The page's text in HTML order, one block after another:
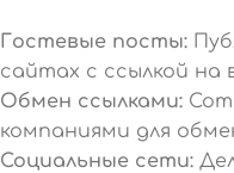
Гостевые посты:
сайтах с ссылкой на
Обмен ссылками:
компаниями для
Социальные сети: